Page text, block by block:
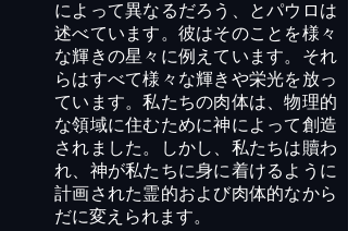
によって異なるだろう、とパウロは
述べています。彼はそのことを様々
な輝きの星々に例えています。それ
らはすべて様々な輝きや栄光を放っ
ています。私たちの肉体は、物理的
な領域に住むために神によって創造
されました。しかし、私たちは贖わ
れ、神が私たちに身に着けるように
計画された霊的および肉体的なから
だに変えられます。